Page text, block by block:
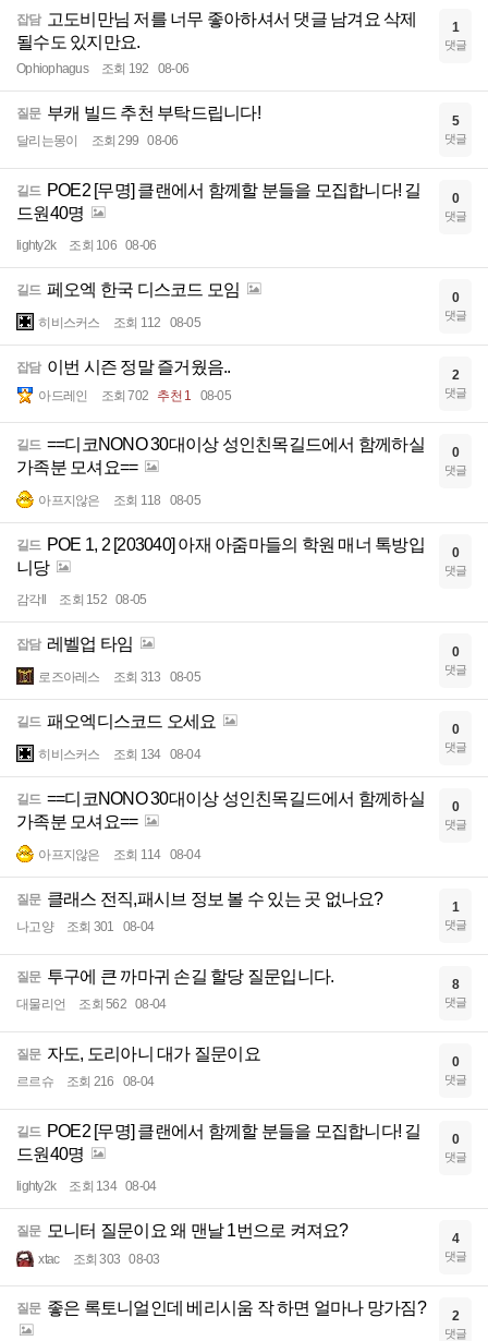
잡담 고도비만님 저를 너무 좋아하셔서 댓글 남겨요 삭제
될수도 있지만요.
Ophiophagus 조회 192 08-06
1
댓글
질문 부캐 빌드 추천 부탁드립니다!
달리는몽이 조회 299 08-06
5
댓글
길드 POE2 [무명] 클랜에서 함께할 분들을 모집합니다! 길
드원40명
lighty2k 조회 106 08-06
0
댓글
길드 페오엑 한국 디스코드 모임
히비스커스 조회 112 08-05
0
댓글
잡담 이번 시즌 정말 즐거웠음..
아드레인 조회 702 추천 1 08-05
2
댓글
길드 ==디코NONO 30대이상 성인친목길드에서 함께하실
가족분 모셔요==
아프지않은 조회 118 08-05
0
댓글
길드 POE 1, 2 [203040] 아재 아줌마들의 학원 매너 톡방입
니당
감각ll 조회 152 08-05
0
댓글
잡담 레벨업 타임
로즈아레스 조회 313 08-05
0
댓글
길드 패오엑디스코드 오세요
히비스커스 조회 134 08-04
0
댓글
길드 ==디코NONO 30대이상 성인친목길드에서 함께하실
가족분 모셔요==
아프지않은 조회 114 08-04
0
댓글
질문 클래스 전직,패시브 정보 볼 수 있는 곳 없나요?
나고양 조회 301 08-04
1
댓글
질문 투구에 큰 까마귀 손길 할당 질문입니다.
대물리언 조회 562 08-04
8
댓글
질문 자도, 도리아니 대가 질문이요
르르슈 조회 216 08-04
0
댓글
길드 POE2 [무명] 클랜에서 함께할 분들을 모집합니다! 길
드원40명
lighty2k 조회 134 08-04
0
댓글
질문 모니터 질문이요 왜 맨날 1번으로 켜져요?
xtac 조회 303 08-03
4
댓글
질문 좋은 록토니얼인데 베리시움 작 하면 얼마나 망가짐? 2
댓글